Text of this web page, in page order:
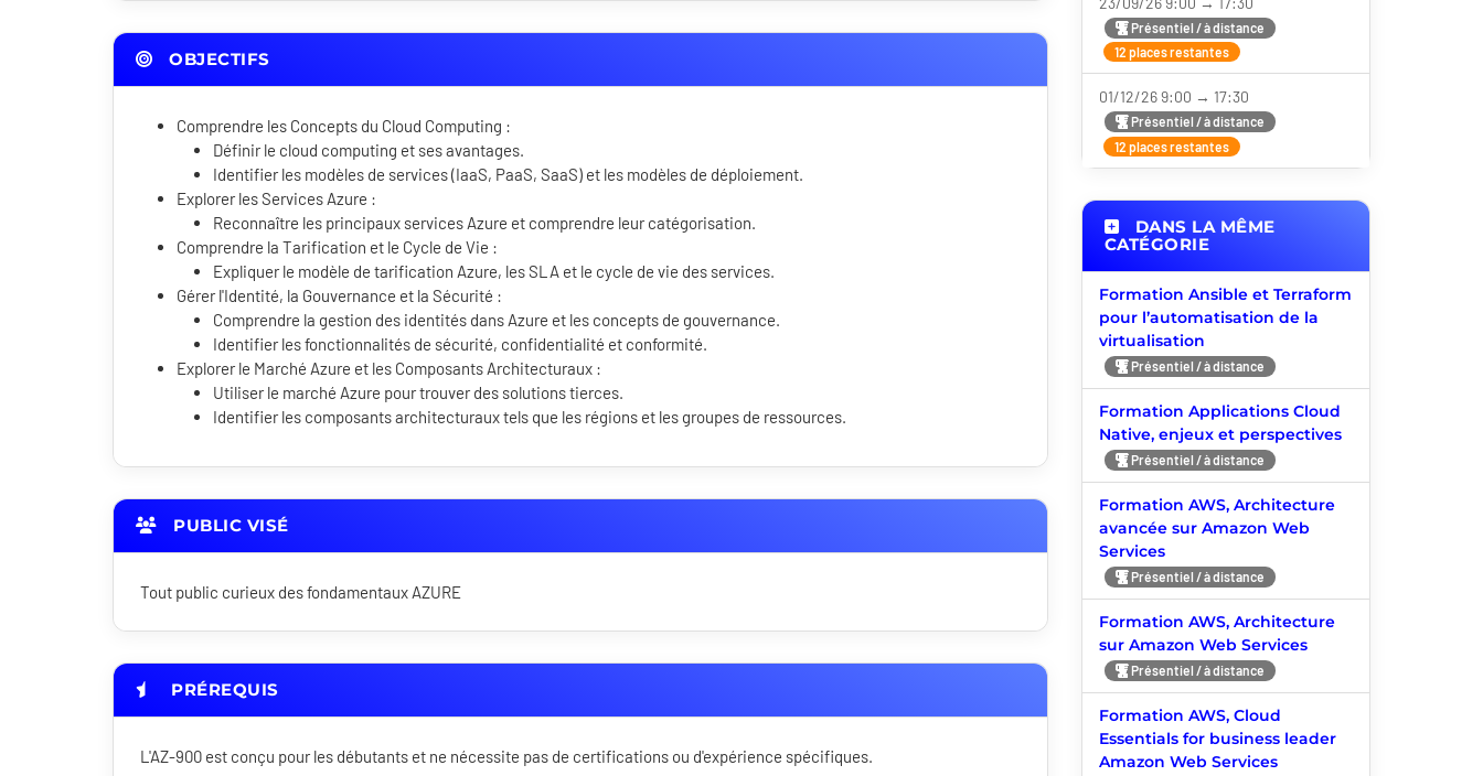
OBJECTIFS
Comprendre les Concepts du Cloud Computing :
Définir le cloud computing et ses avantages.
Identifier les modèles de services (IaaS, PaaS, SaaS) et les modèles de déploiement.
Explorer les Services Azure :
Reconnaître les principaux services Azure et comprendre leur catégorisation.
Comprendre la Tarification et le Cycle de Vie :
Expliquer le modèle de tarification Azure, les SLA et le cycle de vie des services.
Gérer l'Identité, la Gouvernance et la Sécurité :
Comprendre la gestion des identités dans Azure et les concepts de gouvernance.
Identifier les fonctionnalités de sécurité, confidentialité et conformité.
Explorer le Marché Azure et les Composants Architecturaux :
Utiliser le marché Azure pour trouver des solutions tierces.
Identifier les composants architecturaux tels que les régions et les groupes de ressources.
PUBLIC VISÉ
Tout public curieux des fondamentaux AZURE
PRÉREQUIS
L'AZ-900 est conçu pour les débutants et ne nécessite pas de certifications ou d'expérience spécifiques.
Présentiel / à distance
12 places restantes
01/12/26 9:00 → 17:30
Présentiel / à distance
12 places restantes
DANS LA MÊME
CATÉGORIE
Formation Ansible et Terraform
pour l’automatisation de la
virtualisation
Présentiel / à distance
Formation Applications Cloud
Native, enjeux et perspectives
Présentiel / à distance
Formation AWS, Architecture
avancée sur Amazon Web
Services
Présentiel / à distance
Formation AWS, Architecture
sur Amazon Web Services
Présentiel / à distance
Formation AWS, Cloud
Essentials for business leader
Amazon Web Services